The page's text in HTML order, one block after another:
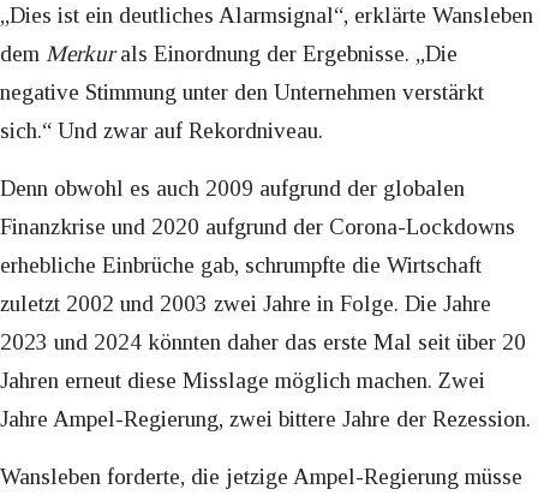
„Dies ist ein deutliches Alarmsignal“, erklärte Wansleben
dem Merkurals Einordnung der Ergebnisse. „Die
negative Stimmung unter den Unternehmen verstärkt
sich.“ Und zwar auf Rekordniveau.
Denn obwohl es auch 2009 aufgrund der globalen
Finanzkrise und 2020 aufgrund der Corona-Lockdowns
erhebliche Einbrüche gab, schrumpfte die Wirtschaft
zuletzt 2002 und 2003 zwei Jahre in Folge. Die Jahre
2023 und 2024 könnten daher das erste Mal seit über 20
Jahren erneut diese Misslage möglich machen. Zwei
Jahre Ampel-Regierung, zwei bittere Jahre der Rezession.
Wansleben forderte, die jetzige Ampel-Regierung müsse